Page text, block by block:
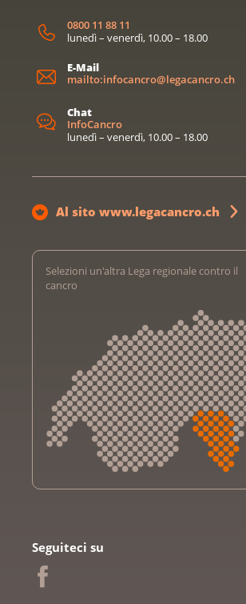
0800 11 88 11
lunedì – venerdì, 10.00 – 18.00
E-Mail
mailto:infocancro@legacancro.ch
Chat
InfoCancro
lunedì – venerdì, 10.00 – 18.00
Al sito www.legacancro.ch
Selezioni un'altra Lega regionale contro il
cancro
Krebsliga Bern
Krebsliga Freiburg
Seguiteci su